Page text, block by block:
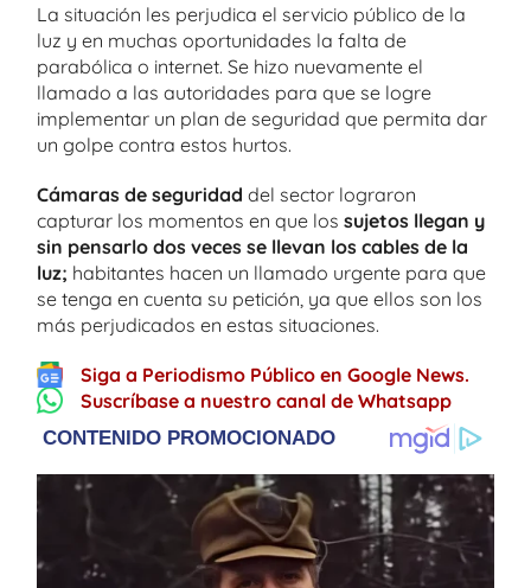
La situación les perjudica el servicio público de la
luz y en muchas oportunidades la falta de
parabólica o internet. Se hizo nuevamente el
llamado a las autoridades para que se logre
implementar un plan de seguridad que permita dar
un golpe contra estos hurtos.
Cámaras de seguridad del sector lograron
capturar los momentos en que los sujetos llegan y
sin pensarlo dos veces se llevan los cables de la
luz; habitantes hacen un llamado urgente para que
se tenga en cuenta su petición, ya que ellos son los
más perjudicados en estas situaciones.
Siga a Periodismo Público en Google News.
Suscríbase a nuestro canal de Whatsapp